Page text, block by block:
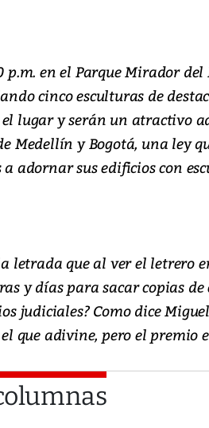
p.m. en el Parque Mirador
cinco esculturas de
lugar y serán un atractivo
Medellín y Bogotá, una ley
adornar sus edificios con
letrada que al ver el letrero
y días para sacar copias
judiciales? Como dice
que adivine, pero el premio